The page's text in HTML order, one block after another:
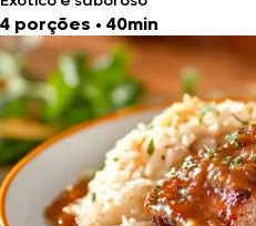
4 porções • 40min